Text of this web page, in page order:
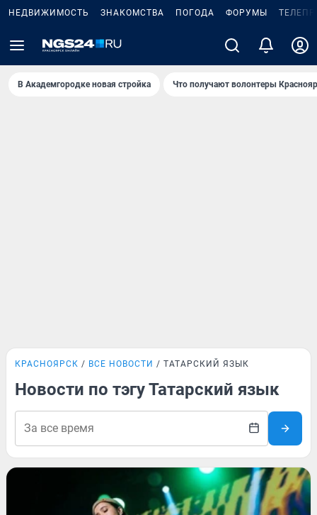
НЕДВИЖИМОСТЬ ЗНАКОМСТВА ПОГОДА ФОРУМЫ
В Академгородке новая стройка Что получают волонтеры
КРАСНОЯРСК ВСЕ НОВОСТИ ТАТАРСКИЙ ЯЗЫК
Новости по тэгу Татарский язык